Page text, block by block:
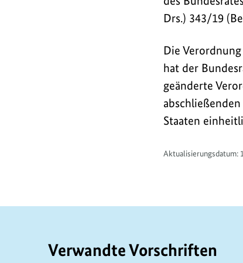
Drs.) 343/19
Die
hat der
geänderte
Staaten
Aktualisierungsdatum:
Verwandte Vorschriften